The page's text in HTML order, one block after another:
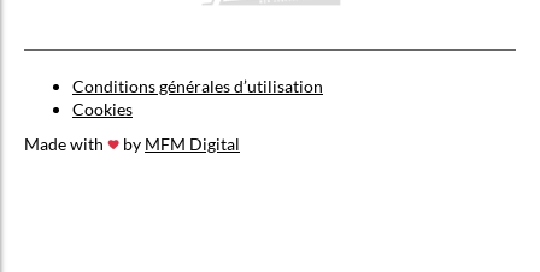
Conditions générales d’utilisation
Cookies
Made with
by MFM Digital